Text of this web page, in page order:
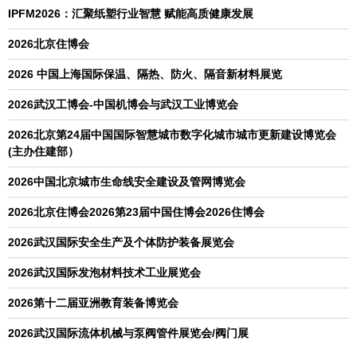
IPFM2026：汇聚纸塑行业智慧 赋能高质健康发展
2026北京住博会
2026 中国上海国际保温、隔热、防火、隔音新材料展览
2026武汉工博会-中国机博会与武汉工业博览会
2026北京第24届中国国际智慧城市数字化城市城市更新建设博览会
(主办住建部）
2026中国北京城市生命线安全建设及管网博览会
2026北京住博会2026第23届中国住博会2026住博会
2026武汉国际安全生产及个体防护装备展览会
2026武汉国际发泡材料技术工业展览会
2026第十二届亚洲教育装备博览会
2026武汉国际流体机械与泵阀管件展览会/阀门展